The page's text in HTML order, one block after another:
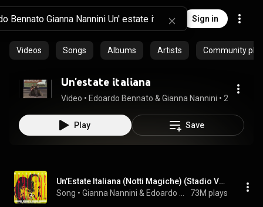
Sign in
Videos Songs Albums Artists Community
Un'estate italiana
Video • Edoardo Bennato & Gianna Nannini • 22M views
Play Save
Un'Estate Italiana (Notti Magiche) (Stadio Version)
Song • 73M plays